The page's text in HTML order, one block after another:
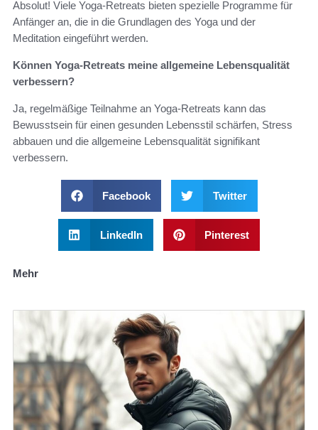
Absolut! Viele Yoga-Retreats bieten spezielle Programme für
Anfänger an, die in die Grundlagen des Yoga und der
Meditation eingeführt werden.
Können Yoga-Retreats meine allgemeine Lebensqualität
verbessern?
Ja, regelmäßige Teilnahme an Yoga-Retreats kann das
Bewusstsein für einen gesunden Lebensstil schärfen, Stress
abbauen und die allgemeine Lebensqualität signifikant
verbessern.
Facebook Twitter
LinkedIn Pinterest
Mehr